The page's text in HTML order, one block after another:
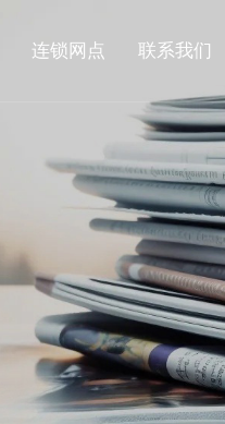
连锁网点 联系我们